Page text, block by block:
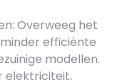
Overweeg het
efficiënte
modellen.
elektriciteit,